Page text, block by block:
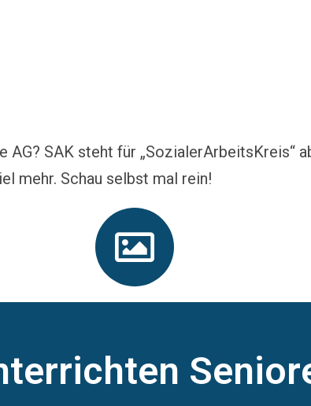
AG? SAK steht für „SozialerArbeitsKreis“
mehr. Schau selbst mal rein!